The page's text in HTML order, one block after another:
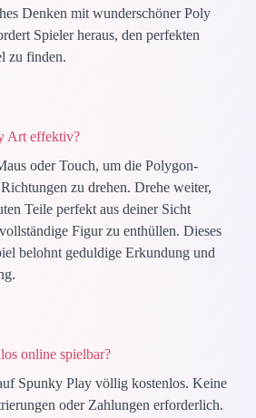
Denken mit wunderschöner Poly
Spieler heraus, den perfekten
zu finden.
Art effektiv?
oder Touch, um die Polygon-
zu drehen. Drehe weiter,
Teile perfekt aus deiner Sicht
Figur zu enthüllen. Dieses
belohnt geduldige Erkundung und
online spielbar?
Spunky Play völlig kostenlos. Keine
oder Zahlungen erforderlich.